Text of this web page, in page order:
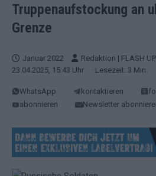
Truppenaufstockung an
Grenze
Januar 2022 Redaktion | FLASH UP
23.04.2025, 15:43 Uhr
· Lesezeit: 3 Min.
WhatsApp kontaktieren
abonnieren
Newsletter